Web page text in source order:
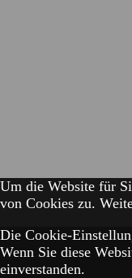
Um die Website für
von Cookies zu.
Die Cookie-
Wenn Sie diese
einverstanden.